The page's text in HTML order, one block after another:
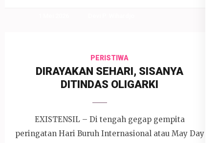
PERISTIWA
DIRAYAKAN SEHARI, SISANYA
DITINDAS OLIGARKI
EXISTENSIL – Di tengah gegap gempita
peringatan Hari Buruh Internasional atau May Day